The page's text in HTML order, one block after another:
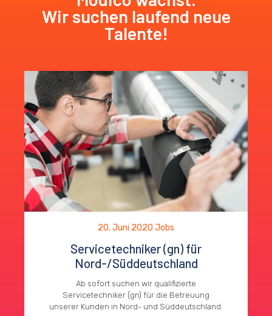
Wir suchen laufend neue
Talente!
20. Juni 2020 Jobs
Servicetechniker (gn) für
Nord-/Süddeutschland
Ab sofort suchen wir qualifizierte
Servicetechniker (gn) für die Betreuung
unserer Kunden in Nord- und Süddeutschland.